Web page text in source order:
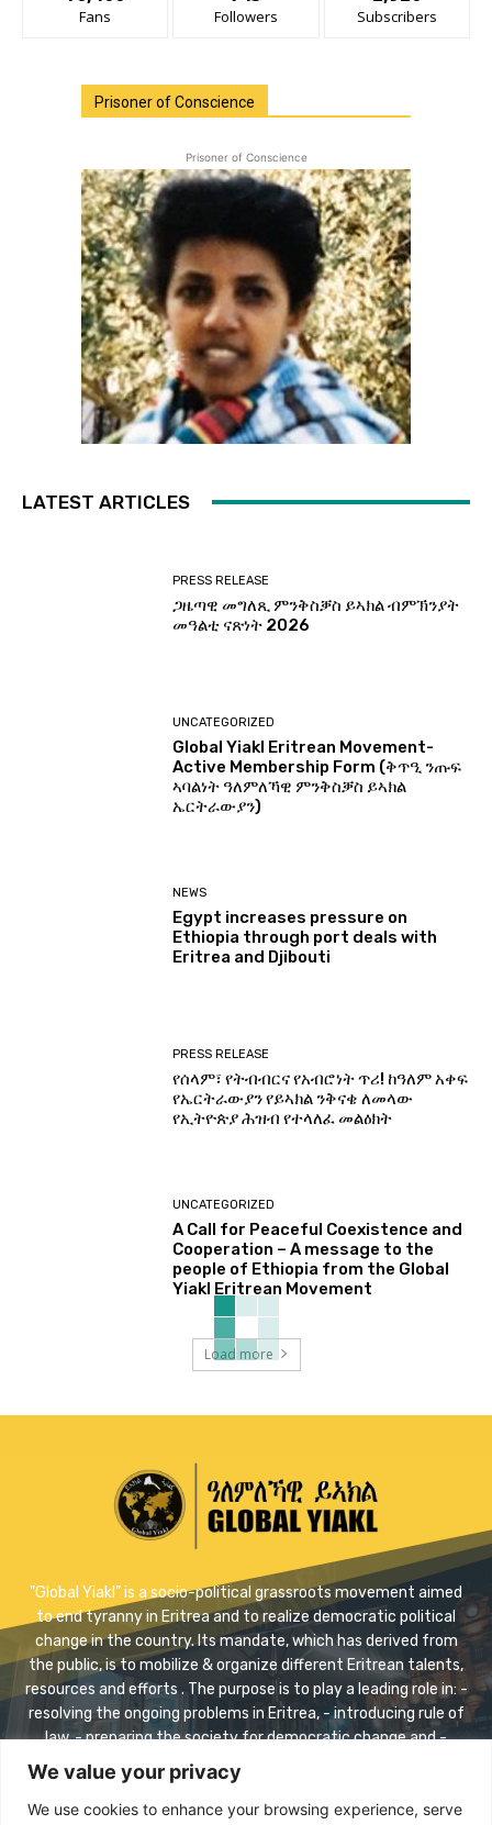
We value your privacy
We use cookies to enhance your browsing experience, serve
Fans Followers Subscribers
Prisoner of Conscience
Prisoner of Conscience
LATEST ARTICLES
PRESS RELEASE
ጋዜጣዊ መግለጺ ምንቅስቓስ ይኣክል ብምኽንያት
መዓልቲ ናጽነት 2026
UNCATEGORIZED
Global Yiakl Eritrean Movement-
Active Membership Form (ቅጥዒ ንጡፍ
ኣባልነት ዓለምለኻዊ ምንቅስቓስ ይኣክል
ኤርትራውያን)
NEWS
Egypt increases pressure on
Ethiopia through port deals with
Eritrea and Djibouti
PRESS RELEASE
የሰላም፣ የትብብርና የአብሮነት ጥሪ! ከዓለም አቀፍ
የኤርትራውያን የይኣክል ንቅናቄ ለመላው
የኢትዮጵያ ሕዝብ የተላለፈ መልዕክት
UNCATEGORIZED
A Call for Peaceful Coexistence and
Cooperation – A message to the
people of Ethiopia from the Global
Yiakl Eritrean Movement
Load more
"Global Yiakl” is a socio-political grassroots movement aimed
to end tyranny in Eritrea and to realize democratic political
change in the country. Its mandate, which has derived from
the public, is to mobilize & organize different Eritrean talents,
resources and efforts . The purpose is to play a leading role in: -
resolving the ongoing problems in Eritrea, - introducing rule of
law, - preparing the society for democratic change and -
realizing safe transition.
Contact us: info@eriyaikl.com